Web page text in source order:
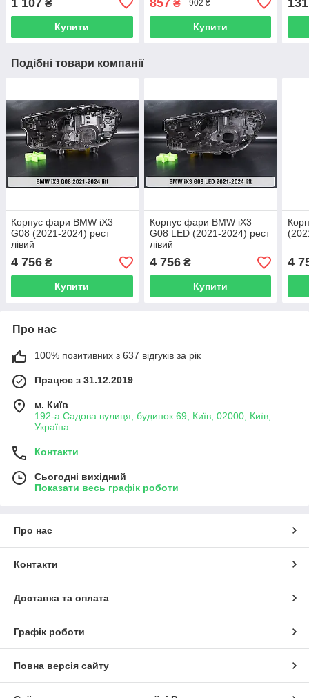
₴
Купити
₴ 902 ₴
Купити
Подібні товари компанії
Корпус фари BMW iX3
G08 (2021-2024) рест
лівий
4 756 ₴
Купити
Корпус фари BMW iX3
G08 LED (2021-2024) рест
лівий
4 756₴
Купити
4
Про нас
100% позитивних з 637 відгуків за рік
Працює з 31.12.2019
м. Київ
192-а Садова вулиця, будинок 69, Київ, 02000, Київ,
Україна
Контакти
Сьогодні вихідний
Показати весь графік роботи
Про нас
Контакти
Доставка та оплата
Графік роботи
Повна версія сайту